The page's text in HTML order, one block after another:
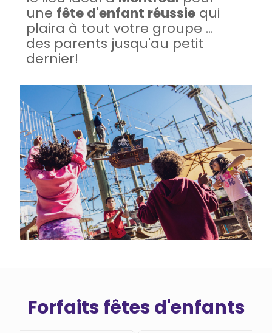
une fête d'enfant réussie qui
plaira à tout votre groupe ...
des parents jusqu'au petit
dernier!
Forfaits fêtes d'enfants